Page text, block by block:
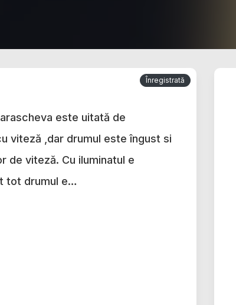
Înregistrată
este uitată de
viteză ,dar drumul este îngust si
de viteză. Cu iluminatul e
tot drumul e…